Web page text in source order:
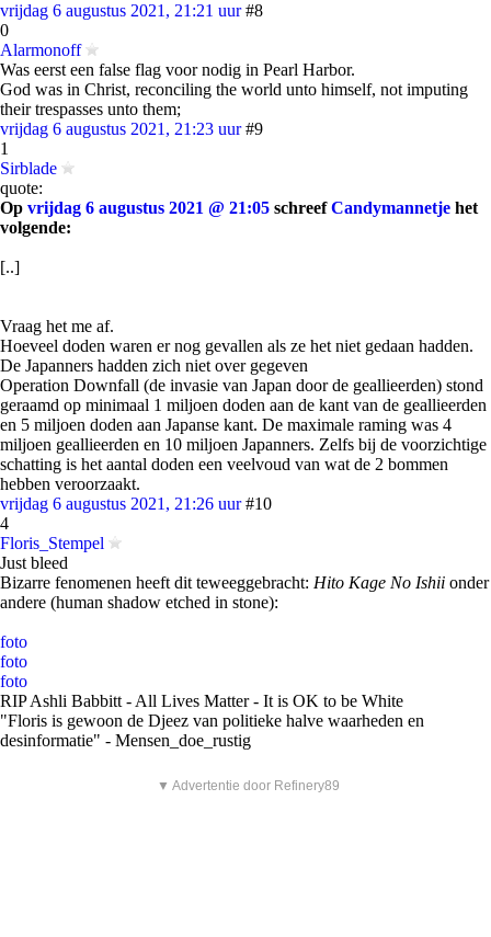
vrijdag 6 augustus 2021, 21:21 uur #8
0
Alarmonoff
Was eerst een false flag voor nodig in Pearl Harbor.
God was in Christ, reconciling the world unto himself, not imputing
their trespasses unto them;
vrijdag 6 augustus 2021, 21:23 uur #9
1
Sirblade
quote:
Op vrijdag 6 augustus 2021 @ 21:05 schreefCandymannetje het
volgende:
[..]
Vraag het me af.
Hoeveel doden waren er nog gevallen als ze het niet gedaan hadden.
De Japanners hadden zich niet over gegeven
Operation Downfall (de invasie van Japan door de geallieerden) stond
geraamd op minimaal 1 miljoen doden aan de kant van de geallieerden
en 5 miljoen doden aan Japanse kant. De maximale raming was 4
miljoen geallieerden en 10 miljoen Japanners. Zelfs bij de voorzichtige
schatting is het aantal doden een veelvoud van wat de 2 bommen
hebben veroorzaakt.
vrijdag 6 augustus 2021, 21:26 uur #10
4
Floris_Stempel
Just bleed
Bizarre fenomenen heeft dit teweeggebracht: Hito Kage No Ishii onder
andere (human shadow etched in stone):
foto
foto
foto
RIP Ashli Babbitt - All Lives Matter - It is OK to be White
"Floris is gewoon de Djeez van politieke halve waarheden en
desinformatie" - Mensen_doe_rustig
▼ Advertentie door Refinery89